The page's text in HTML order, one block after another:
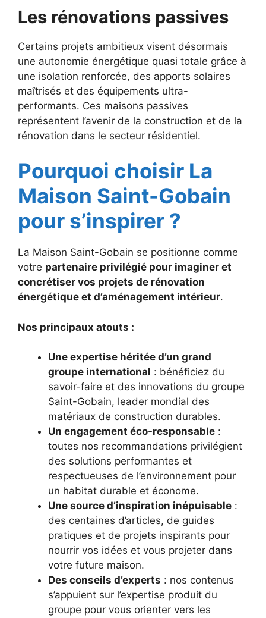
Les rénovations passives
Certains projets ambitieux visent désormais
une autonomie énergétique quasi totale grâce à
une isolation renforcée, des apports solaires
maîtrisés et des équipements ultra-
performants. Ces maisons passives
représentent l’avenir de la construction et de la
rénovation dans le secteur résidentiel.
Pourquoi choisir La
Maison Saint-Gobain
pour s’inspirer ?
La Maison Saint-Gobain se positionne comme
votre partenaire privilégié pour imaginer et
concrétiser vos projets de rénovation
énergétique et d’aménagement intérieur.
Nos principaux atouts :
Une expertise héritée d’un grand
groupe international : bénéficiez du
savoir-faire et des innovations du groupe
Saint-Gobain, leader mondial des
matériaux de construction durables.
Un engagement éco-responsable :
toutes nos recommandations privilégient
des solutions performantes et
respectueuses de l’environnement pour
un habitat durable et économe.
Une source d’inspiration inépuisable :
des centaines d’articles, de guides
pratiques et de projets inspirants pour
nourrir vos idées et vous projeter dans
votre future maison.
Des conseils d’experts : nos contenus
s’appuient sur l’expertise produit du
groupe pour vous orienter vers les